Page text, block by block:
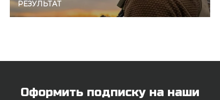
РЕЗУЛЬТАТ
Оформить подписку на наши